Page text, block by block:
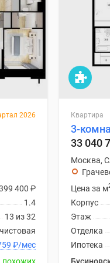
2026
400 ₽
1.4
13 из 32
чистовая
98 759 ₽/мес
похожих
Квартира
3-
33 040
Москва,
Цена за м
Корпус
Этаж
Отделка
Ипотека